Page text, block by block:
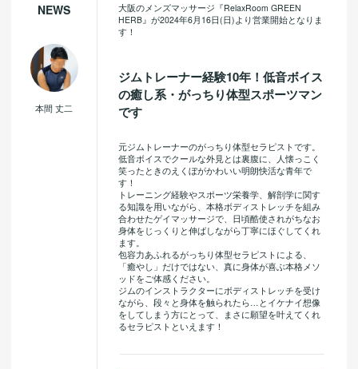
NEWS
本間 丈二
大阪のメンズマッサージ『RelaxRoom GREEN
HERB』が2024年6月16日(日)より営業開始となりま
す！
ジムトレーナー経験10年！低音ボイス
の癒し系・がっちり体型スポーツマン
です
元ジムトレーナーのがっちり体型セラピストです。
低音ボイスでクールな外見とは裏腹に、人懐っこく
笑ったときのえくぼがかわいい明朗快活な青年で
す！
トレーニング経験やスポーツ栄養学、解剖学に関す
る知識を用いながら、本格ボディストレッチを組み
合わせたゲイマッサージで、日頃酷使されがちなお
身体をじっくりと伸ばしながら丁寧にほぐしてくれ
ます。
包容力あふれるがっちり体型セラピストによる、
「癒やし」だけではない、真に身体が喜ぶ本格メソ
ッドをご体感ください。
ジムのインストラクターにボディストレッチを受け
ながら、段々と身体を触られたら…とイケナイ想像
をしてしまう方にとって、まさに願望を叶えてくれ
るセラピストといえます！